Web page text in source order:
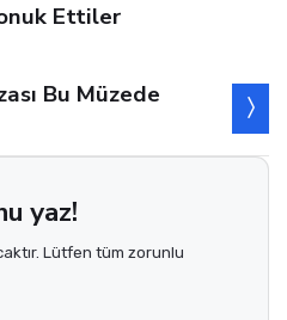
Ettiler
Bu Müzede
yaz!
Lütfen tüm zorunlu